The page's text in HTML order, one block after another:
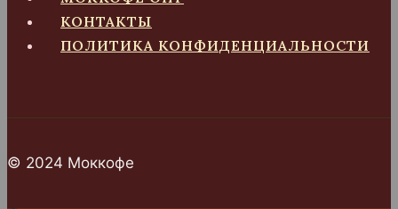
КОНТАКТЫ
ПОЛИТИКА КОНФИДЕНЦИАЛЬНОСТИ
© 2024 Моккофе